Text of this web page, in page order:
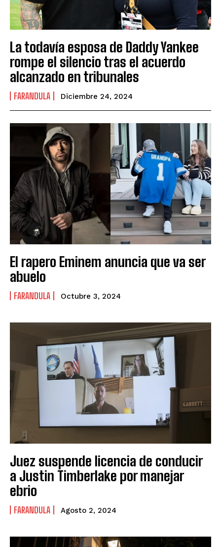
La todavía esposa de Daddy Yankee
rompe el silencio tras el acuerdo
alcanzado en tribunales
FARANDULA Diciembre 24, 2024
El rapero Eminem anuncia que va ser
abuelo
FARANDULA Octubre 3, 2024
Juez suspende licencia de conducir
a Justin Timberlake por manejar
ebrio
FARANDULA Agosto 2, 2024